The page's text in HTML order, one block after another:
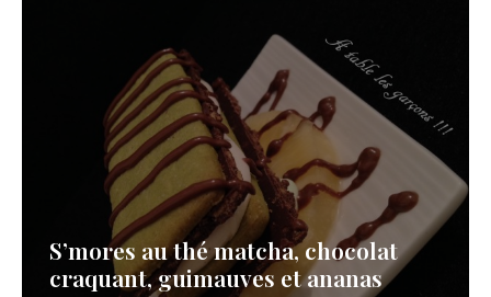
S’mores au thé matcha, chocolat
craquant, guimauves et ananas